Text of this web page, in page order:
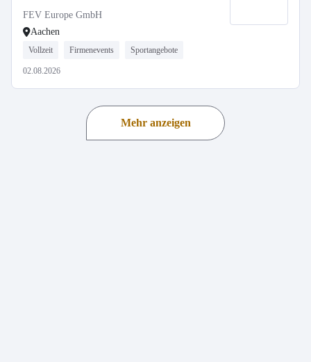
FEV Europe GmbH
Aachen
Vollzeit Firmenevents Sportangebote
02.08.2026
Mehr anzeigen